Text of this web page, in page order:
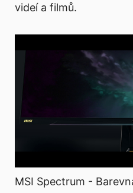
videí a filmů.
MSI Spectrum -